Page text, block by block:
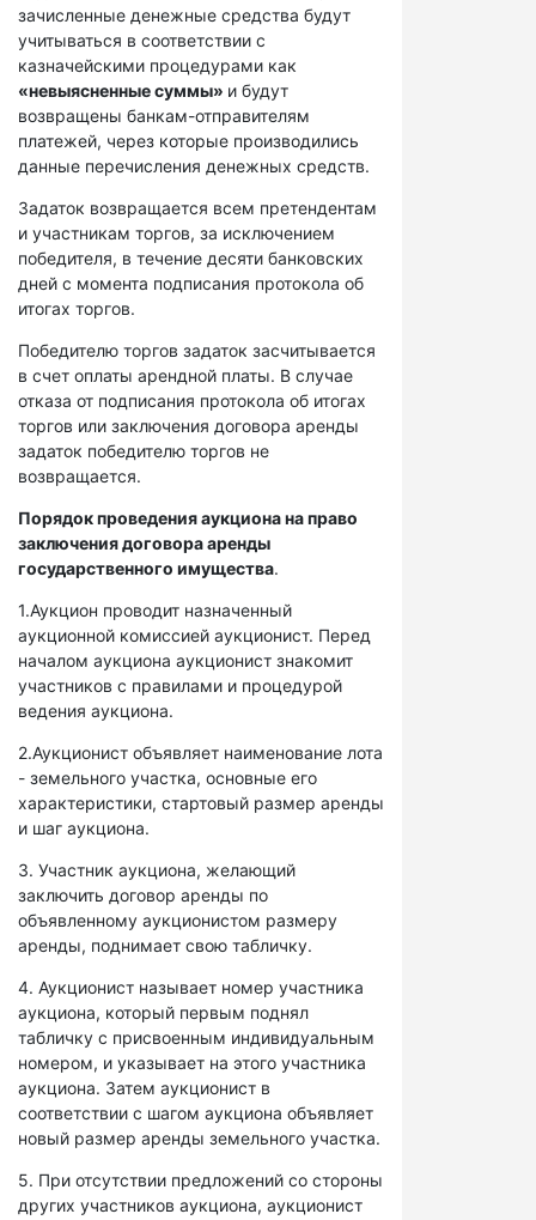
зачисленные денежные средства будут
учитываться в соответствии с
казначейскими процедурами как
«невыясненные суммы» и будут
возвращены банкам-отправителям
платежей, через которые производились
данные перечисления денежных средств.
Задаток возвращается всем претендентам
и участникам торгов, за исключением
победителя, в течение десяти банковских
дней с момента подписания протокола об
итогах торгов.
Победителю торгов задаток засчитывается
в счет оплаты арендной платы. В случае
отказа от подписания протокола об итогах
торгов или заключения договора аренды
задаток победителю торгов не
возвращается.
Порядок проведения аукциона на право
заключения договора аренды
государственного имущества.
1.Аукцион проводит назначенный
аукционной комиссией аукционист. Перед
началом аукциона аукционист знакомит
участников с правилами и процедурой
ведения аукциона.
2.Аукционист объявляет наименование лота
- земельного участка, основные его
характеристики, стартовый размер аренды
и шаг аукциона.
3. Участник аукциона, желающий
заключить договор аренды по
объявленному аукционистом размеру
аренды, поднимает свою табличку.
4. Аукционист называет номер участника
аукциона, который первым поднял
табличку с присвоенным индивидуальным
номером, и указывает на этого участника
аукциона. Затем аукционист в
соответствии с шагом аукциона объявляет
новый размер аренды земельного участка.
5. При отсутствии предложений со стороны
других участников аукциона, аукционист